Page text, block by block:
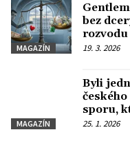
MAGAZÍN
bez
19. 3. 2026
MAGAZÍN
Byli
sporu,
25. 1. 2026